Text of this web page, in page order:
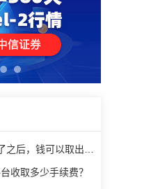
收取多少手续费？